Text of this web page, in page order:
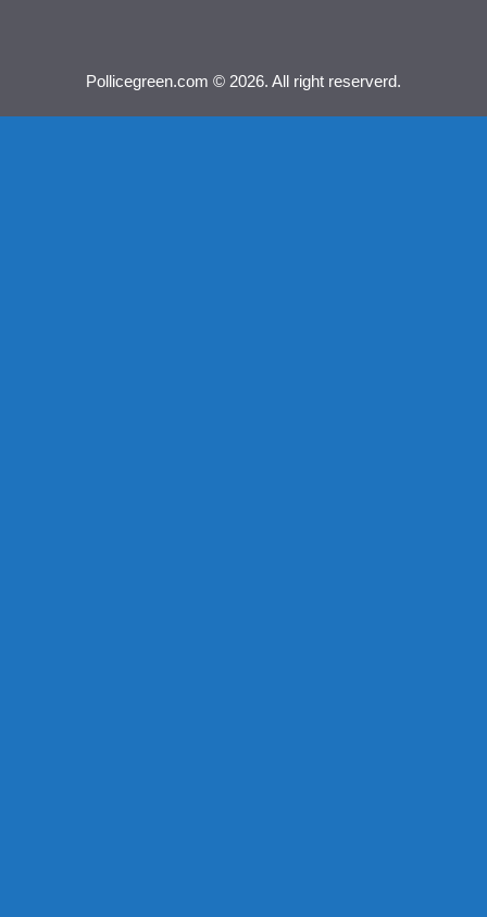
Pollicegreen.com © 2026. All right reserverd.